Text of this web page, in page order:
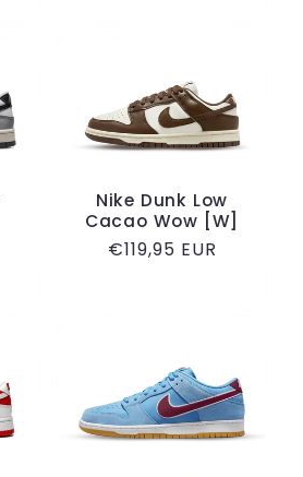
Nike Dunk Low
Cacao Wow [W]
Normale
€119,95 EUR